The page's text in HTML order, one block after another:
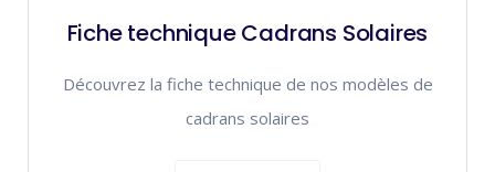
Fiche technique Cadrans Solaires
Découvrez la fiche technique de nos modèles de
cadrans solaires